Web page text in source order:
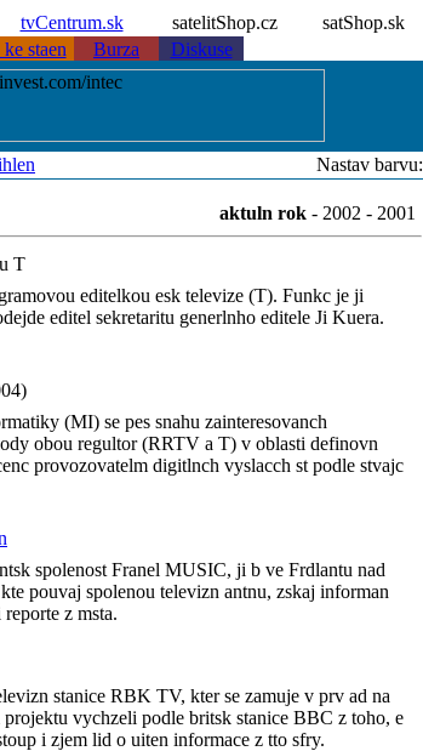
tvCentrum.sk satelitShop.cz
satShop.sk
staen Burza Diskuse
Nastav barvu:
aktuln rok - 2002 - 2001
T
editelkou esk televize (T). Funkc je ji
editel sekretaritu generlnho editele Ji Kuera.
(MI) se pes snahu zainteresovanch
obou regultor (RRTV a T) v oblasti definovn
provozovatelm digitlnch vyslacch st podle stvajc
spolenost Franel MUSIC, ji b ve Frdlantu nad
pouvaj spolenou televizn antnu, zskaj informan
z msta.
stanice RBK TV, kter se zamuje v prv ad na
vychzeli podle britsk stanice BBC z toho, e
i zjem lid o uiten informace z tto sfry.